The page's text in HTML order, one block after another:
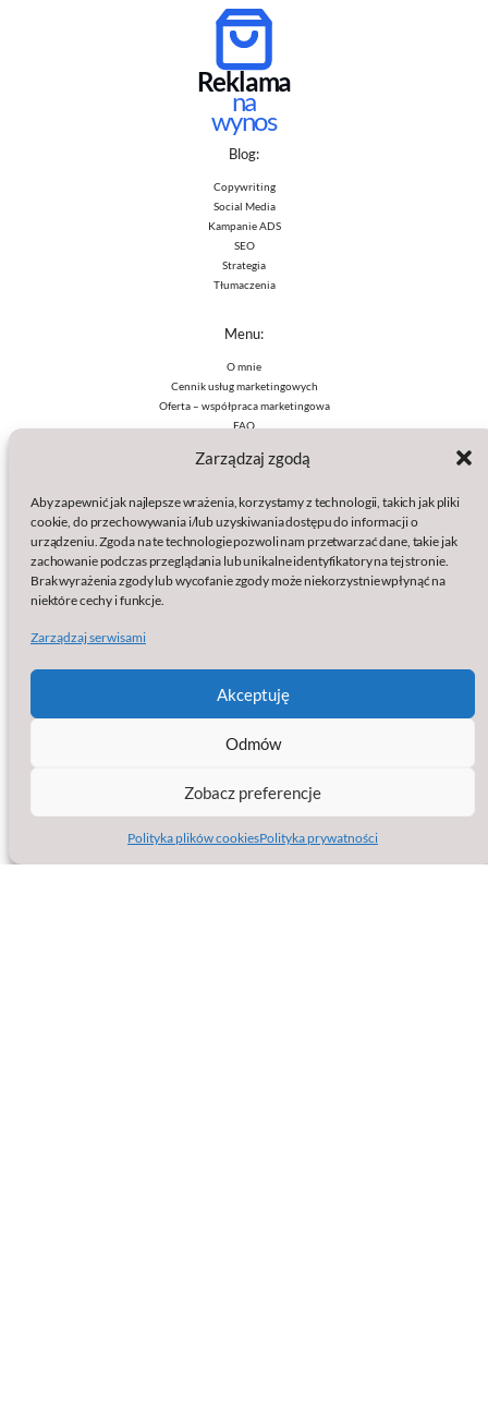
Zarządzaj zgodą
Aby zapewnić jak najlepsze wrażenia, korzystamy z technologii, takich jak pliki
cookie, do przechowywania i/lub uzyskiwania dostępu do informacji o
urządzeniu. Zgoda na te technologie pozwoli nam przetwarzać dane, takie jak
zachowanie podczas przeglądania lub unikalne identyfikatory na tej stronie.
Brak wyrażenia zgody lub wycofanie zgody może niekorzystnie wpłynąć na
niektóre cechy i funkcje.
Zarządzaj serwisami
Akceptuję
Odmów
Zobacz preferencje
Polityka plików cookiesPolityka prywatności
Reklama
na
wynos
Blog:
Copywriting
Social Media
Kampanie ADS
SEO
Strategia
Tłumaczenia
Menu:
O mnie
Cennik usług marketingowych
Oferta – współpraca marketingowa
FAQ
Polityki:
Polityka prywatności
Polityka plików cookies (EU)
Wydawcą serwisu jest:
baSap sp. z o.o.
Regon: 387102999